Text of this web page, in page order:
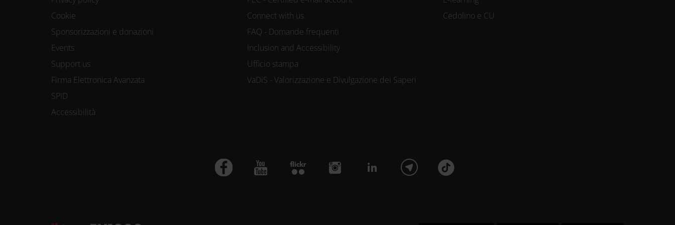
Cookie
Sponsorizzazioni e donazioni
Events
Support us
Firma Elettronica Avanzata
SPID
Accessibilità
Connect with us
FAQ - Domande frequenti
Inclusion and Accessibility
Ufficio stampa
VaDiS - Valorizzazione e Divulgazione dei Saperi
Cedolino e CU